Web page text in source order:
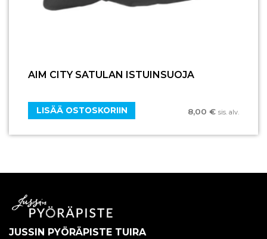
AIM CITY SATULAN ISTUINSUOJA
8,00 € sis. alv.
LISÄÄ OSTOSKORIIN
JUSSIN PYÖRÄPISTE TUIRA